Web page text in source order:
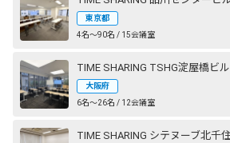
東京都
4名〜90名 / 15会議室
TIME SHARING TSHG淀屋橋ビル
大阪府
6名〜26名 / 12会議室